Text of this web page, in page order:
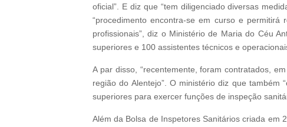
oficial”. E diz que “tem diligenciado diversas
“procedimento encontra-se em curso e
profissionais”, diz o Ministério de Maria do Céu
superiores e 100 assistentes técnicos e
A par disso, “recentemente, foram contratados,
região do Alentejo”. O ministério diz que
superiores para exercer funções de inspeção
Além da Bolsa de Inspetores Sanitários criada em